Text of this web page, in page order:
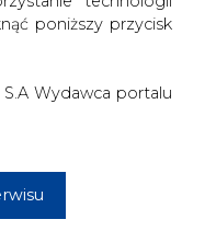
poniższy przycisk
Wydawca portalu
rocznym
stanie się "nową
- twierdzi MAE, z
że odnawialne źródła